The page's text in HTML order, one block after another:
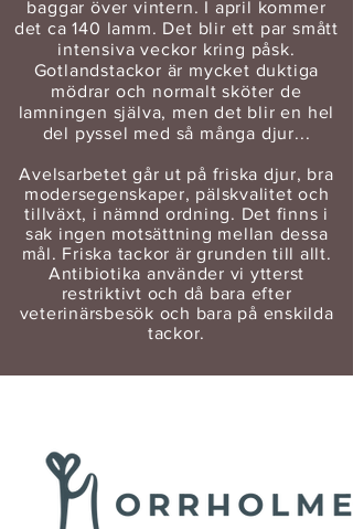
baggar över vintern. I april kommer
det ca 140 lamm. Det blir ett par smått
intensiva veckor kring påsk.
Gotlandstackor är mycket duktiga
mödrar och normalt sköter de
lamningen själva, men det blir en hel
del pyssel med så många djur...
Avelsarbetet går ut på friska djur, bra
modersegenskaper, pälskvalitet och
tillväxt, i nämnd ordning. Det finns i
sak ingen motsättning mellan dessa
mål. Friska tackor är grunden till allt.
Antibiotika använder vi ytterst
restriktivt och då bara efter
veterinärsbesök och bara på enskilda
tackor.